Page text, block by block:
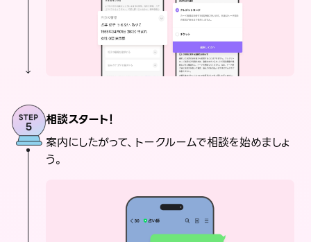
相談スタート！
案内にしたがって、トークルームで相談を始めましょ
う。